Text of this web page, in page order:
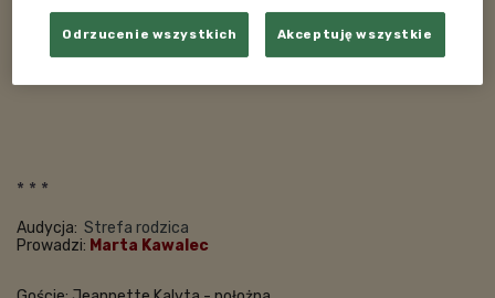
* * *
Audycja: Strefa rodzica
Prowadzi: Marta Kawalec
Odrzucenie wszystkich Akceptuję wszystkie